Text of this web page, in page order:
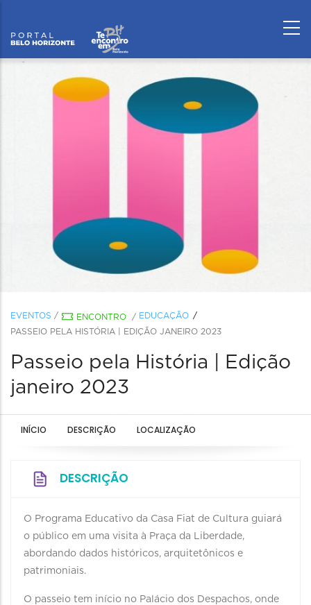
EVENTOS / ENCONTRO / EDUCAÇÃO
PASSEIO PELA HISTÓRIA | EDIÇÃO JANEIRO 2023
Passeio pela História | Edição
janeiro 2023
INÍCIO DESCRIÇÃO LOCALIZAÇÃO
DESCRIÇÃO
O Programa Educativo da Casa Fiat de Cultura guiará
o público em uma visita à Praça da Liberdade,
abordando dados históricos, arquitetônicos e
patrimoniais.
O passeio tem início no Palácio dos Despachos, onde